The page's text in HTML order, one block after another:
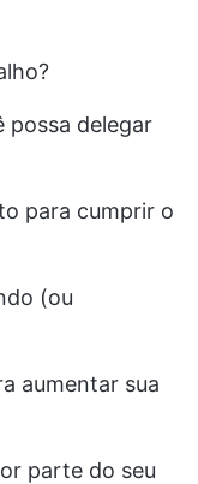
possa delegar
para cumprir o
(ou
aumentar sua
parte do seu